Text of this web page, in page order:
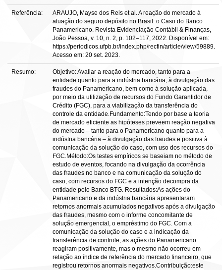
Referência:
ARAUJO, Mayse dos Reis et al. A reação do mercado à
atuação do seguro depósito no Brasil: o Caso do Banco
Panamericano. Revista Evidenciação Contábil & Finanças,
João Pessoa, v. 10, n. 2, p. 102–117, 2022. Disponível em:
https://periodicos.ufpb.br/index.php/recfin/article/view/59889.
Acesso em: 20 set. 2023.
Resumo:
Objetivo: Avaliar a reação do mercado, tanto para a
entidade quanto para a indústria bancária, à divulgação das
fraudes do Panamericano, bem como à solução aplicada,
por meio da utilização de recursos do Fundo Garantidor de
Crédito (FGC), para a viabilização da transferência do
controle da entidade.Fundamento:Tendo por base a teoria
de mercado eficiente as hipóteses preveem reação negativa
do mercado – tanto para o Panamericano quanto para a
indústria bancária – à divulgação das fraudes e positiva à
comunicação da solução do caso, com uso dos recursos do
FGC.Método:Os testes empíricos se baseiam no método de
estudo de eventos, focando na divulgação da ocorrência
das fraudes no banco e na comunicação da solução do
caso, com recursos do FGC e a intenção decompra da
entidade pelo Banco BTG. Resultados:As ações do
Panamericano e da indústria bancária apresentaram
retornos anormais acumulados negativos após a divulgação
das fraudes, mesmo com o informe concomitante de
solução emergencial, o empréstimo do FGC. Com a
comunicação da solução do caso e a indicação da
transferência de controle, as ações do Panamericano
reagiram positivamente, mas o mesmo não ocorreu em
relação ao índice de referência do mercado financeiro, que
registrou retornos anormais negativos.Contribuição:este